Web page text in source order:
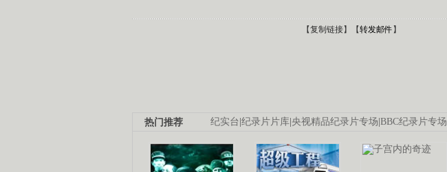
【复制链接】【转发邮件】
纪实台|纪录片片库|央视精品纪录片专场|BBC纪录片专场
热门推荐